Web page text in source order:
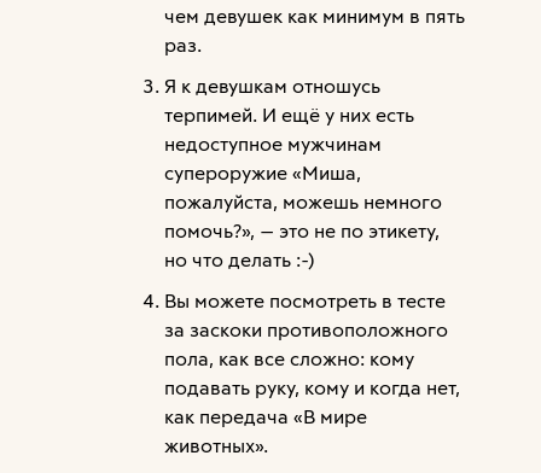
чем девушек как минимум в пять
раз.
Я к девушкам отношусь
терпимей. И ещё у них есть
недоступное мужчинам
супероружие «Миша,
пожалуйста, можешь немного
помочь?», — это не по этикету,
но что делать :-)
Вы можете посмотреть в тесте
за заскоки противоположного
пола, как все сложно: кому
подавать руку, кому и когда нет,
как передача «В мире
животных».